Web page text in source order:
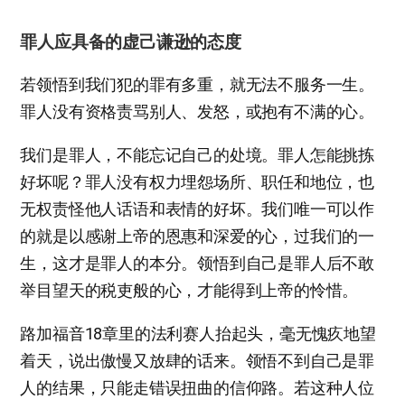
罪人应具备的虚己谦逊的态度
若领悟到我们犯的罪有多重，就无法不服务一生。
罪人没有资格责骂别人、发怒，或抱有不满的心。
我们是罪人，不能忘记自己的处境。罪人怎能挑拣
好坏呢？罪人没有权力埋怨场所、职任和地位，也
无权责怪他人话语和表情的好坏。我们唯一可以作
的就是以感谢上帝的恩惠和深爱的心，过我们的一
生，这才是罪人的本分。领悟到自己是罪人后不敢
举目望天的税吏般的心，才能得到上帝的怜惜。
路加福音18章里的法利赛人抬起头，毫无愧疚地望
着天，说出傲慢又放肆的话来。领悟不到自己是罪
人的结果，只能走错误扭曲的信仰路。若这种人位